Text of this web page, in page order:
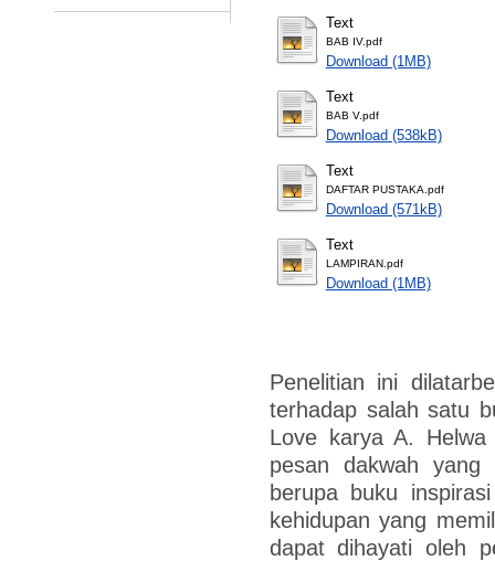
Text
BAB IV.pdf
Download (1MB)
Text
BAB V.pdf
Download (538kB)
Text
DAFTAR PUSTAKA.pdf
Download (571kB)
Text
LAMPIRAN.pdf
Download (1MB)
Penelitian ini
terhadap salah satu
Love karya A.
pesan dakwah yang
berupa buku
kehidupan yang
dapat dihayati oleh